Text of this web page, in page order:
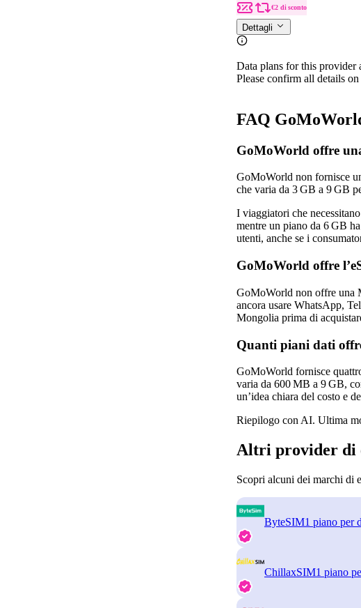
€2 di sconto
Dettagli
Data plans for this provider
Please confirm all details
FAQ
GoMoWorld offre
GoMoWorld non fornisce
che varia da 3 GB a 9 GB
I viaggiatori che
mentre un piano da 6 GB
utenti, anche se i
GoMoWorld offre
GoMoWorld non offre una
ancora usare WhatsApp,
Mongolia prima di
Quanti piani dati
GoMoWorld fornisce
varia da 600 MB a 9 GB,
un’idea chiara del costo e
Riepilogo con AI. Ultima
Altri provider di
Scopri alcuni dei marchi di
ByteSIM1 piano per
ChillaxSIM1 piano